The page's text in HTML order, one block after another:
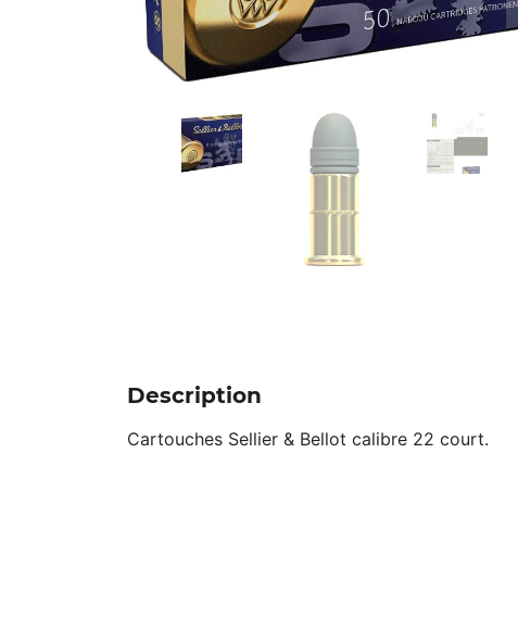
Description
Cartouches Sellier & Bellot calibre 22 court.